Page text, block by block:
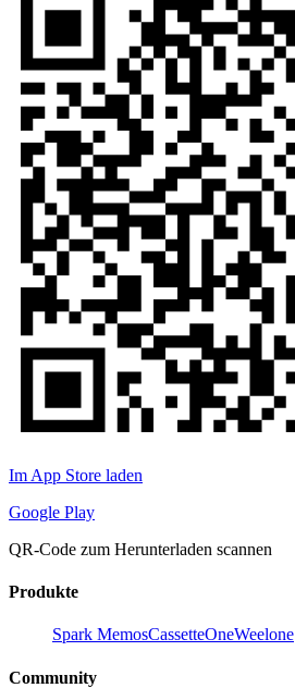
Im App Store laden
Google Play
QR-Code zum Herunterladen scannen
Produkte
Spark MemosCassetteOneWeelone
Community